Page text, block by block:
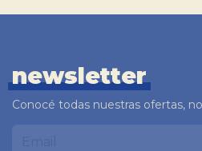
newsletter
Conocé todas nuestras ofertas,